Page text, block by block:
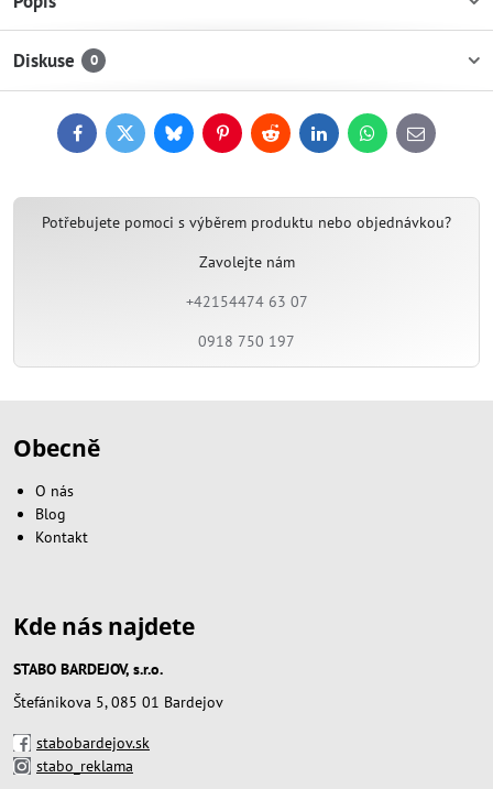
Diskuse 0
FacebookTwitterBlueskyPinterestReddit LinkedInWhatsApp
E-
mail
Potřebujete pomoci s výběrem produktu nebo objednávkou?
Zavolejte nám
+42154474 63 07
0918 750 197
Obecně
O nás
Blog
Kontakt
Kde nás najdete
STABO BARDEJOV, s.r.o.
Štefánikova 5, 085 01 Bardejov
stabobardejov.sk
stabo_reklama